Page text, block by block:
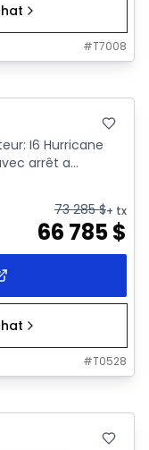
#T7008
I6 Hurricane
arrêt a...
73 285$+ tx
66 785$
#T0528